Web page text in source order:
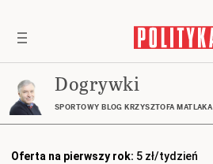
Dogrywki
SPORTOWY BLOG KRZYSZTOFA MATLAKA
Oferta na pierwszy rok: 5 zł/tydzień